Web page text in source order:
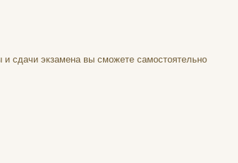
сдачи экзамена вы сможете самостоятельно